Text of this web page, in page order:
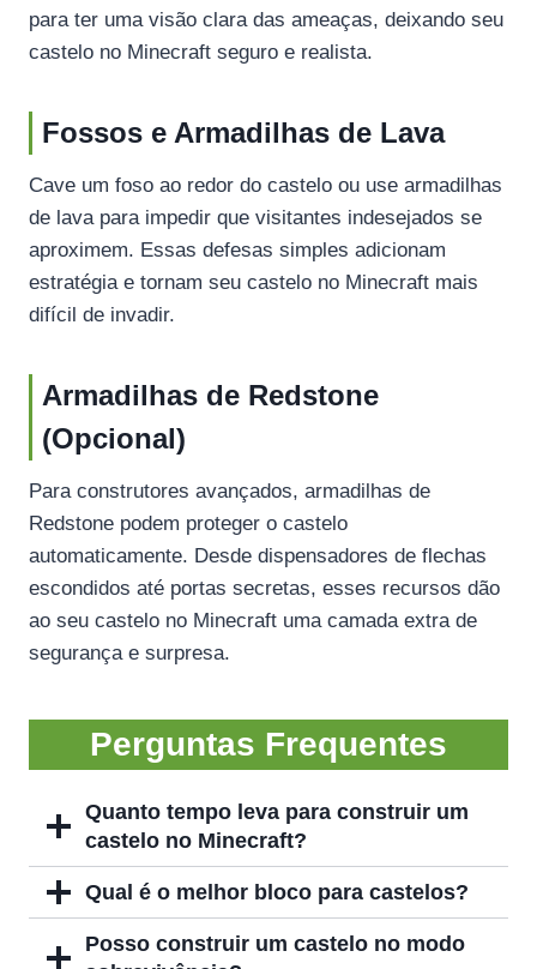
para ter uma visão clara das ameaças, deixando seu
castelo no Minecraft seguro e realista.
Fossos e Armadilhas de Lava
Cave um foso ao redor do castelo ou use armadilhas
de lava para impedir que visitantes indesejados se
aproximem. Essas defesas simples adicionam
estratégia e tornam seu castelo no Minecraft mais
difícil de invadir.
Armadilhas de Redstone
(Opcional)
Para construtores avançados, armadilhas de
Redstone podem proteger o castelo
automaticamente. Desde dispensadores de flechas
escondidos até portas secretas, esses recursos dão
ao seu castelo no Minecraft uma camada extra de
segurança e surpresa.
Perguntas Frequentes
Quanto tempo leva para construir um
castelo no Minecraft?
Qual é o melhor bloco para castelos?
Posso construir um castelo no modo